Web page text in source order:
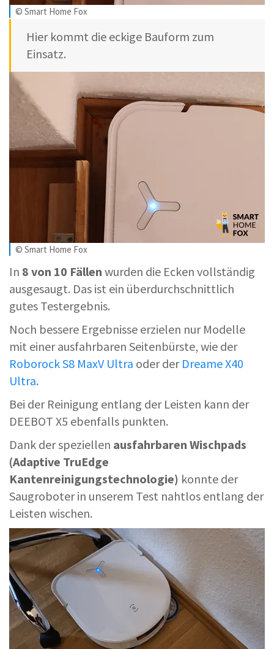
© Smart Home Fox
Hier kommt die eckige Bauform zum
Einsatz.
© Smart Home Fox
In 8 von 10 Fällen wurden die Ecken vollständig
ausgesaugt. Das ist ein überdurchschnittlich
gutes Testergebnis.
Noch bessere Ergebnisse erzielen nur Modelle
mit einer ausfahrbaren Seitenbürste, wie der
Roborock S8 MaxV Ultra oder der Dreame X40
Ultra.
Bei der Reinigung entlang der Leisten kann der
DEEBOT X5 ebenfalls punkten.
Dank der speziellen ausfahrbaren Wischpads
(Adaptive TruEdge
Kantenreinigungstechnologie) konnte der
Saugroboter in unserem Test nahtlos entlang der
Leisten wischen.